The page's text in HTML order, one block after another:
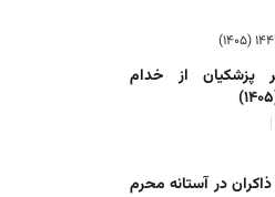
پزشکیان از خدام
ذاکران در آستانه محرم